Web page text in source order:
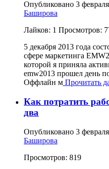
Опубликовано 3
Баширова
Лайков: 1 Просмотров:
5 декабря 2013 года
сфере маркетинга
которой я приняла
emw2013 прошел день
Оффлайн м Прочитать
Как потратить
два
Опубликовано 3
Баширова
Просмотров: 819